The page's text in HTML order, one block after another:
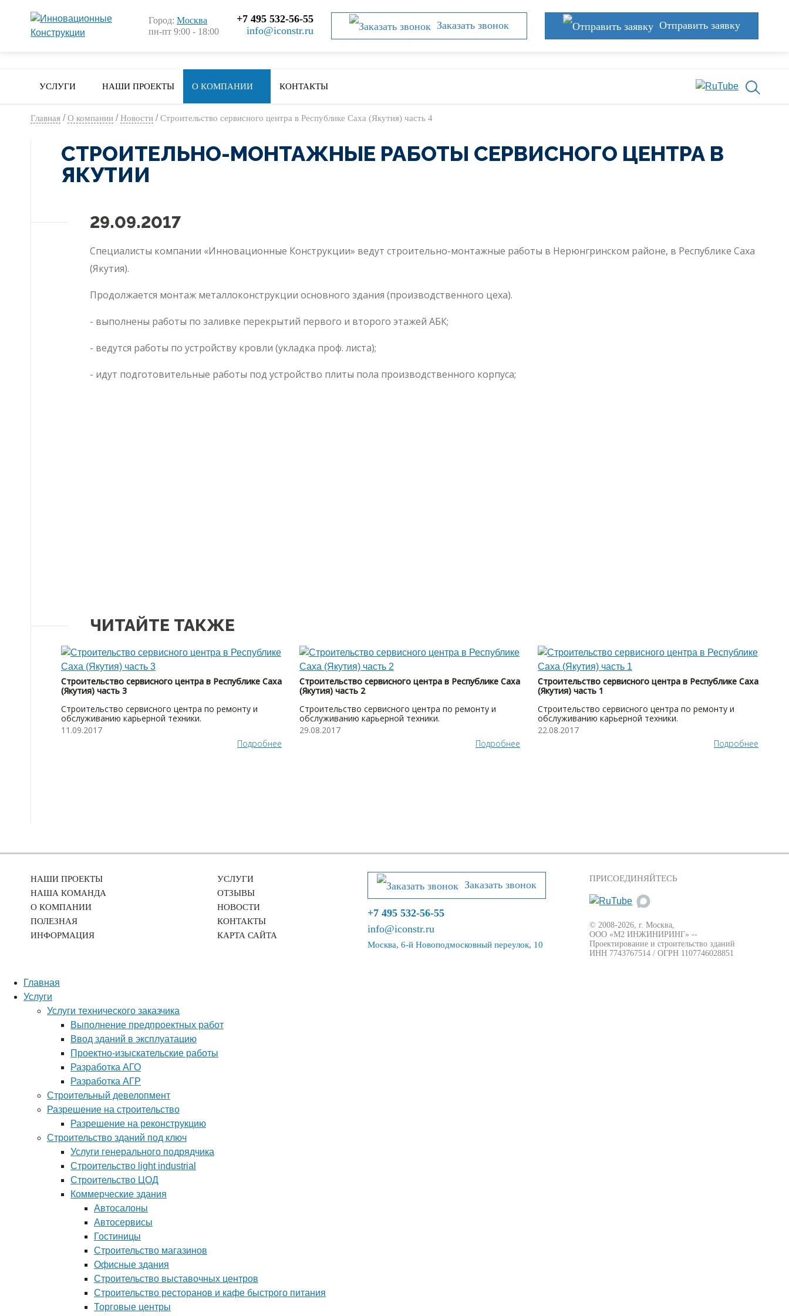
Город: Москва
пн-пт 9:00 - 18:00
+7 495 532-56-55
info@iconstr.ru
Заказать звонок Отправить заявку
УСЛУГИ НАШИ ПРОЕКТЫ О КОМПАНИИ КОНТАКТЫ
Главная /О компании /Новости /Строительство сервисного центра в Республике Саха (Якутия) часть 4
СТРОИТЕЛЬНО-МОНТАЖНЫЕ РАБОТЫ СЕРВИСНОГО ЦЕНТРА В
ЯКУТИИ
29.09.2017
Специалисты компании «Инновационные Конструкции» ведут строительно-монтажные работы в Нерюнгринском районе, в Республике Саха
(Якутия).
Продолжается монтаж металлоконструкции основного здания (производственного цеха).
- выполнены работы по заливке перекрытий первого и второго этажей АБК;
- ведутся работы по устройству кровли (укладка проф. листа);
- идут подготовительные работы под устройство плиты пола производственного корпуса;
ЧИТАЙТЕ ТАКЖЕ
Строительство сервисного центра в Республике Саха
(Якутия) часть 3
Строительство сервисного центра по ремонту и
обслуживанию карьерной техники.
11.09.2017
Подробнее
Строительство сервисного центра в Республике Саха
(Якутия) часть 2
Строительство сервисного центра по ремонту и
обслуживанию карьерной техники.
29.08.2017
Подробнее
Строительство сервисного центра в Республике Саха
(Якутия) часть 1
Строительство сервисного центра по ремонту и
обслуживанию карьерной техники.
22.08.2017
Подробнее
НАШИ ПРОЕКТЫ
НАША КОМАНДА
О КОМПАНИИ
ПОЛЕЗНАЯ
ИНФОРМАЦИЯ
УСЛУГИ
ОТЗЫВЫ
НОВОСТИ
КОНТАКТЫ
КАРТА САЙТА
Заказать звонок
+7 495 532-56-55
info@iconstr.ru
Москва, 6-й Новоподмосковный переулок, 10
ПРИСОЕДИНЯЙТЕСЬ
© 2008-2026, г. Москва,
ООО «М2 ИНЖИНИРИНГ» --
Проектирование и строительство зданий
ИНН 7743767514 / ОГРН 1107746028851
Главная
Услуги
Услуги технического заказчика
Выполнение предпроектных работ
Ввод зданий в эксплуатацию
Проектно-изыскательские работы
Разработка АГО
Разработка АГР
Строительный девелопмент
Разрешение на строительство
Разрешение на реконструкцию
Строительство зданий под ключ
Услуги генерального подрядчика
Строительство light industrial
Строительство ЦОД
Коммерческие здания
Автосалоны
Автосервисы
Гостиницы
Строительство магазинов
Офисные здания
Строительство выставочных центров
Строительство ресторанов и кафе быстрого питания
Торговые центры